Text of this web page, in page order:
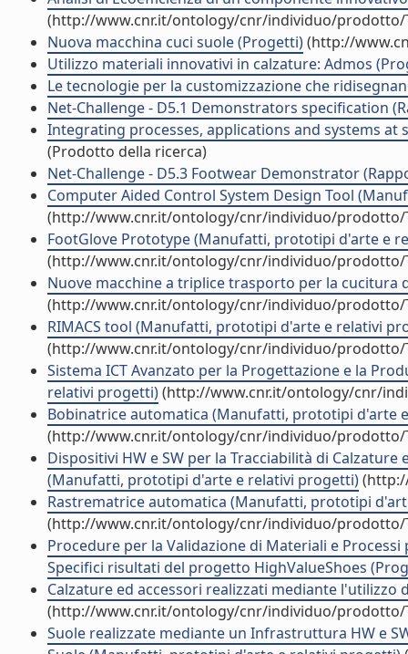
(http://www.cnr.it/ontology/cnr/individuo/prodotto/
Nuova macchina cuci suole (Progetti)(http://
Utilizzo materiali innovativi in calzature: Admos
Le tecnologie per la customizzazione che
Net-Challenge - D5.1 Demonstrators specification
Integrating processes, applications and systems at
(Prodotto della ricerca)
Net-Challenge - D5.3 Footwear Demonstrator
Computer Aided Control System Design Tool
(http://www.cnr.it/ontology/cnr/individuo/prodotto/
FootGlove Prototype (Manufatti, prototipi d'arte e
(http://www.cnr.it/ontology/cnr/individuo/prodotto/
Nuove macchine a triplice trasporto per la
(http://www.cnr.it/ontology/cnr/individuo/prodotto/
RIMACS tool (Manufatti, prototipi d'arte e relativi
(http://www.cnr.it/ontology/cnr/individuo/prodotto/
Sistema ICT Avanzato per la Progettazione e la
relativi progetti)(http://www.cnr.it/ontology/cnr/
Bobinatrice automatica (Manufatti, prototipi d'arte
(http://www.cnr.it/ontology/cnr/individuo/prodotto/
Dispositivi HW e SW per la Tracciabilità di
(Manufatti, prototipi d'arte e relativi progetti)
Rastrematrice automatica (Manufatti, prototipi
(http://www.cnr.it/ontology/cnr/individuo/prodotto/
Procedure per la Validazione di Materiali e
Specifici risultati del progetto HighValueShoes
Calzature ed accessori realizzati mediante
(http://www.cnr.it/ontology/cnr/individuo/prodotto/
Suole realizzate mediante un Infrastruttura HW e